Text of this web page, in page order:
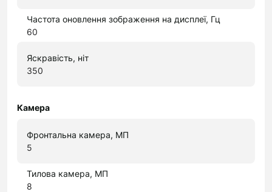
Частота оновлення зображення на дисплеї, Гц
60
Яскравість, ніт
350
Камера
Фронтальна камера, МП
5
Тилова камера, МП
8